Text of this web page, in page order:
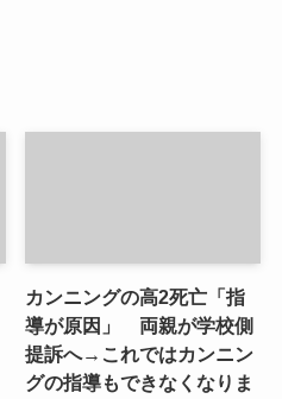
カンニングの高2死亡「指
導が原因」 両親が学校側
提訴へ→これではカンニン
グの指導もできなくなりま